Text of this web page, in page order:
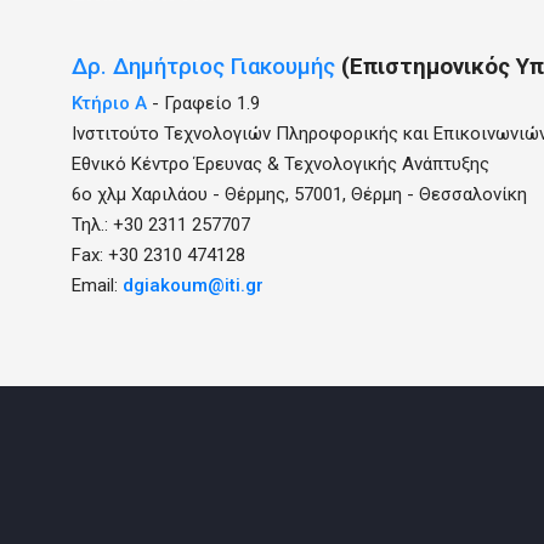
Δρ. Δημήτριος Γιακουμής (Επιστημονικός
Κτήριο Α - Γραφείο 1.9
Ινστιτούτο Τεχνολογιών Πληροφορικής και
Εθνικό Κέντρο Έρευνας & Τεχνολογικής Ανάπτυξης
6ο χλμ Χαριλάου - Θέρμης, 57001, Θέρμη - Θεσσαλονίκη
Τηλ.: +30 2311 257707
Fax: +30 2310 474128
Email: dgiakoum@iti.gr